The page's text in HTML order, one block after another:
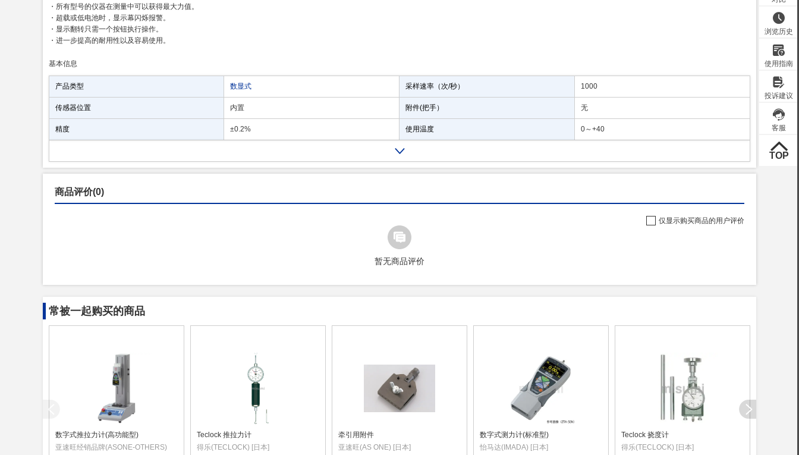
・所有型号的仪器在测量中可以获得最大力值。
・超载或低电池时，显示幕闪烁报警。
・显示翻转只需一个按钮执行操作。
・进一步提高的耐用性以及容易使用。
基本信息
产品类型 数显式 采样速率（次/秒） 1000
传感器位置 内置 附件(把手） 无
精度 ±0.2% 使用温度 0～+40
商品评价(0)
仅显示购买商品的用户评价
暂无商品评价
常被一起购买的商品
数字式推拉力计(高功能型)
亚速旺经销品牌(ASONE-OTHERS)
Teclock 推拉力计
得乐(TECLOCK) [日本]
牵引用附件
亚速旺(AS ONE) [日本]
数字式测力计(标准型)
怡马达(IMADA) [日本]
Teclock 挠度计
得乐(TECLOCK) [日本]